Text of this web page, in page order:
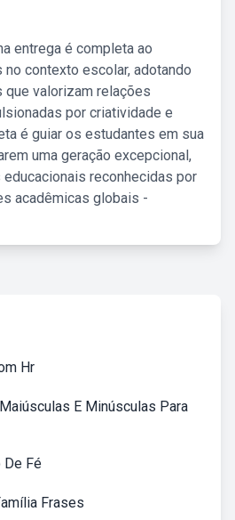
entrega é completa ao
contexto escolar, adotando
valorizam relações
por criatividade e
é guiar os estudantes em sua
uma geração excepcional,
reconhecidas por
acadêmicas globais -
Hr
E Minúsculas Para
De Fé
Frases